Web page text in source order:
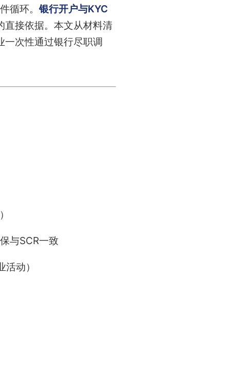
循环。银行开户与KYC
接依据。本文从材料清
次性通过银行尽职调
与SCR一致
动）